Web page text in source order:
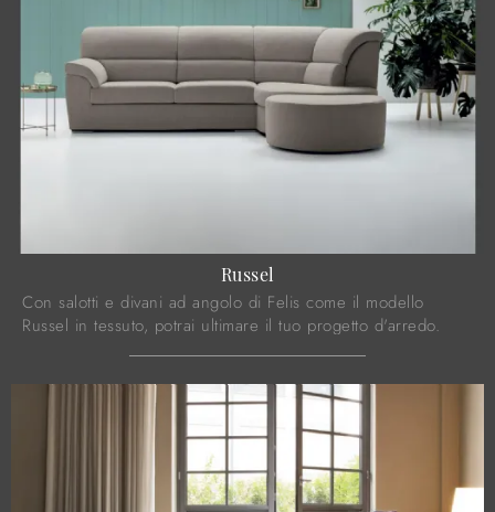
Russel
Con salotti e divani ad angolo di Felis come il modello
Russel in tessuto, potrai ultimare il tuo progetto d'arredo.